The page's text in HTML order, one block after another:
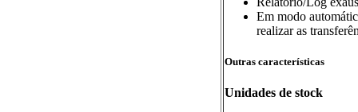
Em modo
realizar as
Outras características
Unidades de stock